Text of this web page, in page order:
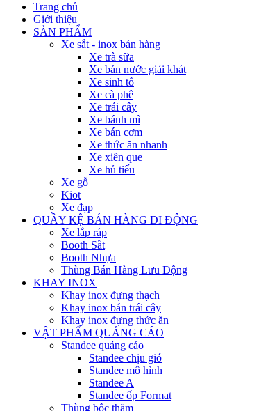
Trang chủ
Giới thiệu
SẢN PHẨM
Xe sắt - inox bán hàng
Xe trà sữa
Xe bán nước giải khát
Xe sinh tố
Xe cà phê
Xe trái cây
Xe bánh mì
Xe bán cơm
Xe thức ăn nhanh
Xe xiên que
Xe hủ tiếu
Xe gỗ
Kiot
Xe đạp
QUẦY KỆ BÁN HÀNG DI ĐỘNG
Xe lắp ráp
Booth Sắt
Booth Nhựa
Thùng Bán Hàng Lưu Động
KHAY INOX
Khay inox đựng thạch
Khay inox bán trái cây
Khay inox đựng thức ăn
VẬT PHẨM QUẢNG CÁO
Standee quảng cáo
Standee chịu gió
Standee mô hình
Standee A
Standee ốp Format
Thùng bốc thăm